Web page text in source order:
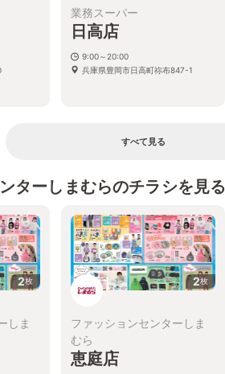
業務スーパー
日高店
9:00～20:00
兵庫県豊岡市日高町祢布847-1
すべて見る
ターしまむらのチラシを見る
2枚
しま
2枚
ファッションセンターしま
むら
恵庭店